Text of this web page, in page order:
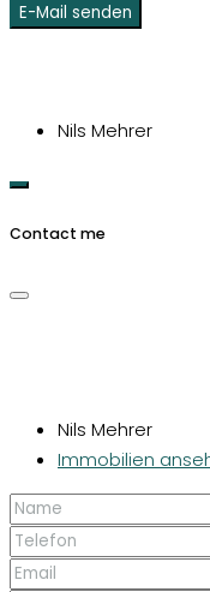
E-Mail senden
Nils Mehrer
Contact me
Nils Mehrer
Immobilien